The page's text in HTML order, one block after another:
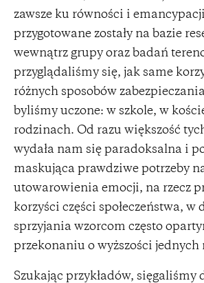
zawsze ku równości i
przygotowane zostały na bazie
wewnątrz grupy oraz badań
przyglądaliśmy się, jak same
różnych sposobów
byliśmy uczone: w szkole, w
rodzinach. Od razu większość
wydała nam się paradoksalna i
maskująca prawdziwe potrzeby
utowarowienia emocji, na rzecz
korzyści części społeczeństwa, w
sprzyjania wzorcom często
przekonaniu o wyższości
Szukając przykładów, sięgaliśmy